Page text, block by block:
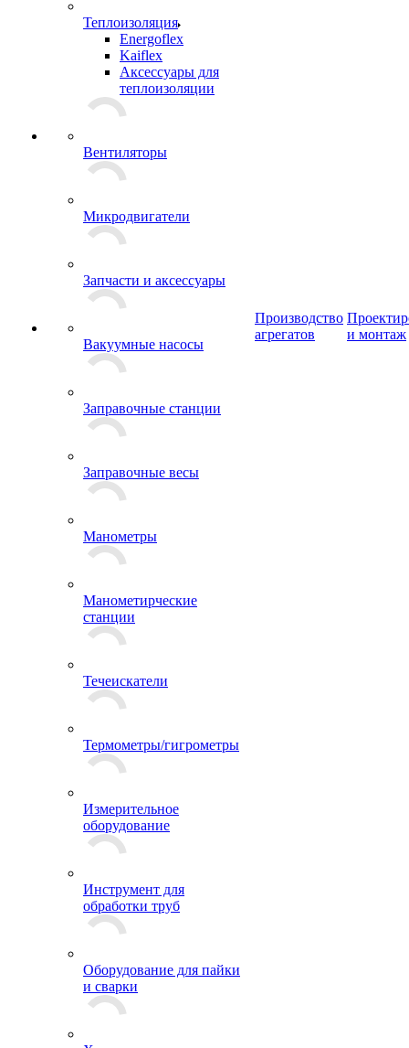
Теплоизоляция
Energoflex
Kaiflex
Аксессуары для
теплоизоляции
Вентиляторы
Микродвигатели
Запчасти и аксессуары
Вакуумные насосы
Заправочные станции
Заправочные весы
Манометры
Манометирческие
станции
Течеискатели
Термометры/гигрометры
Измерительное
оборудование
Инструмент для
обработки труб
Оборудование для пайки
и сварки
Производство
агрегатов
и монтаж